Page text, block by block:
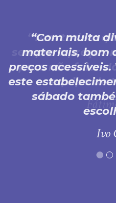
Com muita
materiais, bom
preços
este
sábado
Ivo